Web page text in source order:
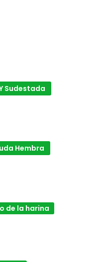
Sudestada
Hembra
de la harina